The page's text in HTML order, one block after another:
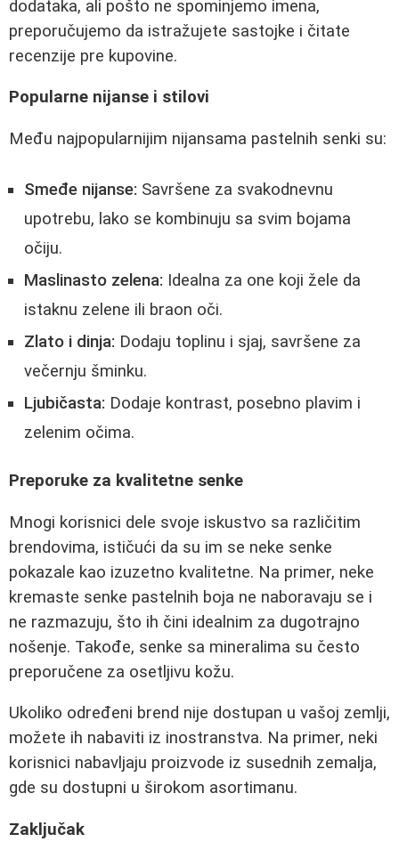
dodataka, ali pošto ne spominjemo imena,
preporučujemo da istražujete sastojke i čitate
recenzije pre kupovine.
Popularne nijanse i stilovi
Među najpopularnijim nijansama pastelnih senki su:
Smeđe nijanse: Savršene za svakodnevnu
upotrebu, lako se kombinuju sa svim bojama
očiju.
Maslinasto zelena: Idealna za one koji žele da
istaknu zelene ili braon oči.
Zlato i dinja: Dodaju toplinu i sjaj, savršene za
večernju šminku.
Ljubičasta: Dodaje kontrast, posebno plavim i
zelenim očima.
Preporuke za kvalitetne senke
Mnogi korisnici dele svoje iskustvo sa različitim
brendovima, ističući da su im se neke senke
pokazale kao izuzetno kvalitetne. Na primer, neke
kremaste senke pastelnih boja ne naboravaju se i
ne razmazuju, što ih čini idealnim za dugotrajno
nošenje. Takođe, senke sa mineralima su često
preporučene za osetljivu kožu.
Ukoliko određeni brend nije dostupan u vašoj zemlji,
možete ih nabaviti iz inostranstva. Na primer, neki
korisnici nabavljaju proizvode iz susednih zemalja,
gde su dostupni u širokom asortimanu.
Zaključak